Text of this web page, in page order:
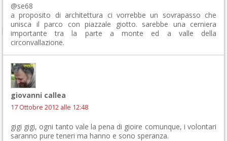
@se68
a proposito di architettura ci vorrebbe un sovrapasso che
unisca il parco con piazzale giotto. sarebbe una cerniera
importante tra la parte a monte ed a valle della
circonvallazione.
giovanni callea
17 Ottobre 2012 alle 12:48
gigi gigi, ogni tanto vale la pena di gioire comunque, i volontari
saranno pure teneri ma hanno e sono speranza.